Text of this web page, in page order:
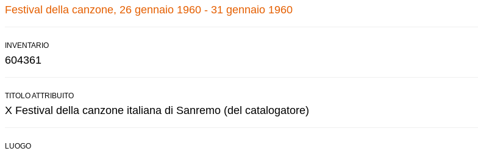
Festival della canzone, 26 gennaio 1960 - 31 gennaio 1960
INVENTARIO
604361
TITOLO ATTRIBUITO
X Festival della canzone italiana di Sanremo (del catalogatore)
LUOGO